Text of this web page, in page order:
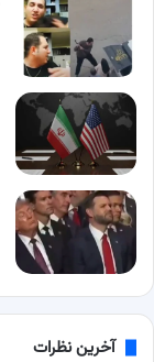
آخرین نظرات